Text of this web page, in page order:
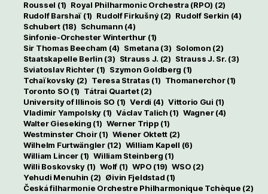
Roussel (1) Royal Philharmonic Orchestra (RPO) (2)
Rudolf Barshaï (1) Rudolf Firkušný(2) Rudolf Serkin (4)
Schubert(18) Schumann (4)
Sinfonie-Orchester Winterthur (1)
Sir Thomas Beecham (4) Smetana (3) Solomon (2)
Staatskapelle Berlin (3) Strauss J. (2) Strauss J. Sr. (3)
Sviatoslav Richter (1) Szymon Goldberg (1)
Tchaïkovsky(2) Teresa Stratas (1) Thomanerchor(1)
Toronto SO (1) Tátrai Quartet(2)
University of Illinois SO (1) Verdi (4) Vittorio Gui (1)
Vladimir Yampolsky (1) Václav Talich (1) Wagner(4)
Walter Gieseking (1) Werner Tripp (1)
Westminster Choir(1) Wiener Oktett (2)
Wilhelm Furtwängler(12) William Kapell (6)
William Lincer (1) William Steinberg (1)
Willi Boskovsky(1) Wolf(1) WPO (19) WSO (2)
Yehudi Menuhin (2) Øivin Fjeldstad (1)
Česká filharmonie Orchestre Philharmonique Tchèque (2)